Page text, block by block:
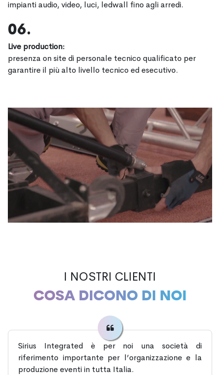
impianti audio, video, luci, ledwall fino agli arredi.
06.
Live production:
presenza on site di personale tecnico qualificato per
garantire il più alto livello tecnico ed esecutivo.
I NOSTRI CLIENTI
COSA DICONO DI NOI
Sirius Integrated è per noi una società di
riferimento importante per l’organizzazione e la
produzione eventi in tutta Italia.